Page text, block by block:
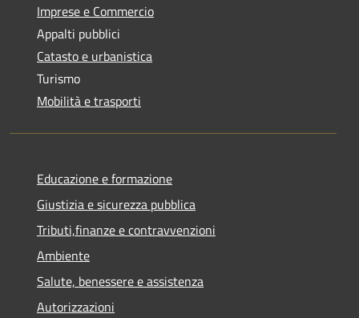
Imprese e Commercio
Appalti pubblici
Catasto e urbanistica
Turismo
Mobilità e trasporti
Educazione e formazione
Giustizia e sicurezza pubblica
Tributi,finanze e contravvenzioni
Ambiente
Salute, benessere e assistenza
Autorizzazioni